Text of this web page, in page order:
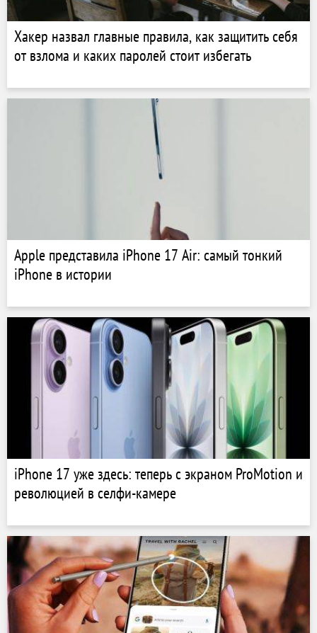
Хакер назвал главные правила, как защитить себя
от взлома и каких паролей стоит избегать
Apple представила iPhone 17 Air: самый тонкий
iPhone в истории
iPhone 17 уже здесь: теперь с экраном ProMotion и
революцией в селфи-камере